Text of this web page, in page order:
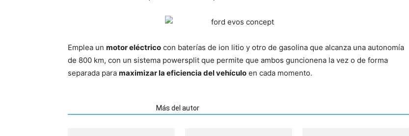
Emplea un motor eléctrico con baterías de ion litio y otro de gasolina que alcanza una autonomía
de 800 km, con un sistema powersplit que permite que ambos guncionena la vez o de forma
separada para maximizar la eficiencia del vehículo en cada momento.
Más del autor